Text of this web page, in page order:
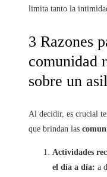
limita tanto la
3 Razones
comunidad
sobre un
Al decidir, es crucial
que brindan las
Actividades
el día a día: a